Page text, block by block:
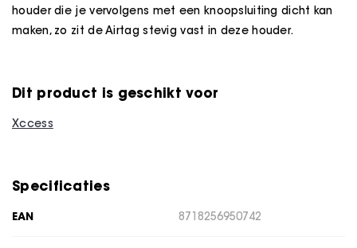
houder die je vervolgens met een knoopsluiting dicht kan
maken, zo zit de Airtag stevig vast in deze houder.
Dit product is geschikt voor
Xccess
Specificaties
EAN 8718256950742